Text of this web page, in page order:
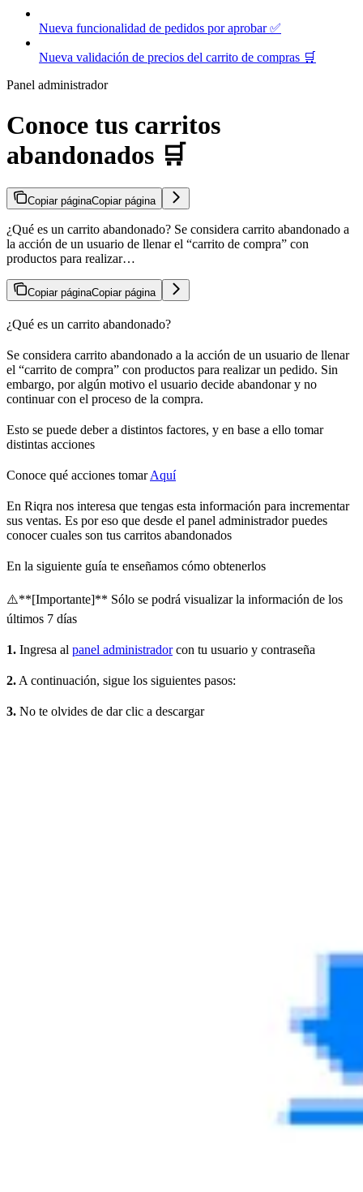
Nueva funcionalidad de pedidos por aprobar ✅
Nueva validación de precios del carrito de compras 🛒
Panel administrador
Conoce tus carritos
abandonados 🛒
Copiar páginaCopiar página
¿Qué es un carrito abandonado? Se considera carrito abandonado a
la acción de un usuario de llenar el “carrito de compra” con
productos para realizar…
Copiar páginaCopiar página
¿Qué es un carrito abandonado?
Se considera carrito abandonado a la acción de un usuario de llenar
el “carrito de compra” con productos para realizar un pedido. Sin
embargo, por algún motivo el usuario decide abandonar y no
continuar con el proceso de la compra.
Esto se puede deber a distintos factores, y en base a ello tomar
distintas acciones
Conoce qué acciones tomarAquí
En Riqra nos interesa que tengas esta información para incrementar
sus ventas. Es por eso que desde el panel administrador puedes
conocer cuales son tus carritos abandonados
En la siguiente guía te enseñamos cómo obtenerlos
⚠️**[Importante]** Sólo se podrá visualizar la información de los
últimos 7 días
1. Ingresa al panel administradorcon tu usuario y contraseña
2. A continuación, sigue los siguientes pasos:
3. No te olvides de dar clic a descargar